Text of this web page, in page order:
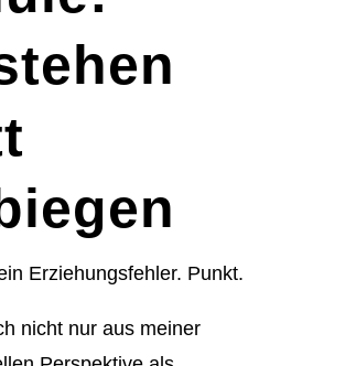
Erziehungsfehler. Punkt.
nicht nur aus meiner